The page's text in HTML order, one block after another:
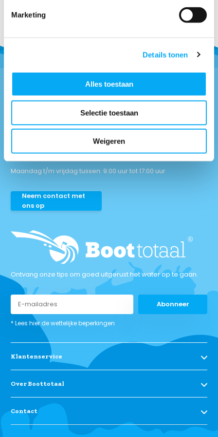
Marketing
Details tonen
Alles toestaan
Selectie toestaan
Weigeren
Vragen of advies nodig?
* Bel naar0418-514018
info@boottotaal.nl
* Vind ons op
Maandag t/m vrijdag tussen: 9:00 uur tot 17:00 uur
Neem contact met
ons op
Ontvang onze tips om goed uitgerust het water op te gaan.
Abonneer
* Lees hier de wettelijke beperkingen
Klantenservice
Over Boottotaal
Contact